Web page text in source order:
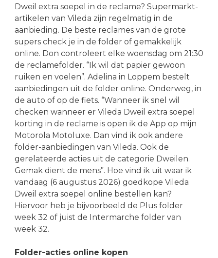
Dweil extra soepel in de reclame? Supermarkt-
artikelen van Vileda zijn regelmatig in de
aanbieding. De beste reclames van de grote
supers check je in de folder of gemakkelijk
online. Don controleert elke woensdag om 21:30
de reclamefolder. “Ik wil dat papier gewoon
ruiken en voelen”. Adelina in Loppem bestelt
aanbiedingen uit de folder online. Onderweg, in
de auto of op de fiets. “Wanneer ik snel wil
checken wanneer er Vileda Dweil extra soepel
korting in de reclame is open ik de App op mijn
Motorola Motoluxe. Dan vind ik ook andere
folder-aanbiedingen van Vileda. Ook de
gerelateerde acties uit de categorie Dweilen.
Gemak dient de mens”. Hoe vind ik uit waar ik
vandaag (6 augustus 2026) goedkope Vileda
Dweil extra soepel online bestellen kan?
Hiervoor heb je bijvoorbeeld de Plus folder
week 32 of juist de Intermarche folder van
week 32.
Folder-acties online kopen